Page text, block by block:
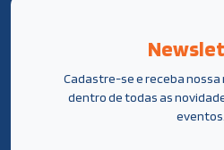
Cadastre-se e receba
dentro de todas as
eventos.